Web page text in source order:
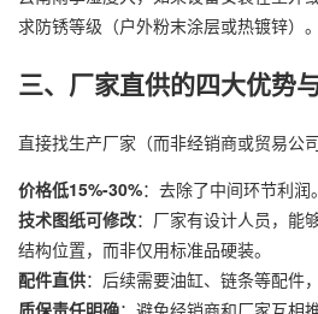
求防锈等级（户外粉末涂层或热镀锌）。
三、厂家直供的四大优势
直接找生产厂家（而非经销商或贸易公
价格低15%-30%：去除了中间环节利润。
技术图纸可修改：厂家有设计人员，能
结构位置，而非仅用标准品硬装。
配件直供：后续需要油缸、链条等配件
质保责任明确：避免经销商和厂家互相推